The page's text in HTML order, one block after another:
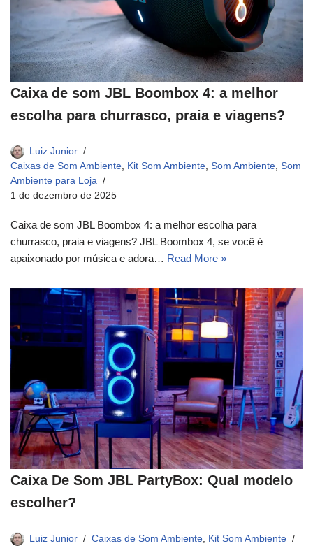
Caixa de som JBL Boombox 4: a melhor
escolha para churrasco, praia e viagens?
Luiz Junior
Caixas de Som Ambiente Kit Som Ambiente Som Ambiente Som
Ambiente para Loja
1 de dezembro de 2025
Caixa de som JBL Boombox 4: a melhor escolha para
churrasco, praia e viagens? JBL Boombox 4, se você é
apaixonado por música e adora… Read More »
Caixa De Som JBL PartyBox: Qual modelo
escolher?
Luiz Junior Caixas de Som Ambiente Kit Som Ambiente